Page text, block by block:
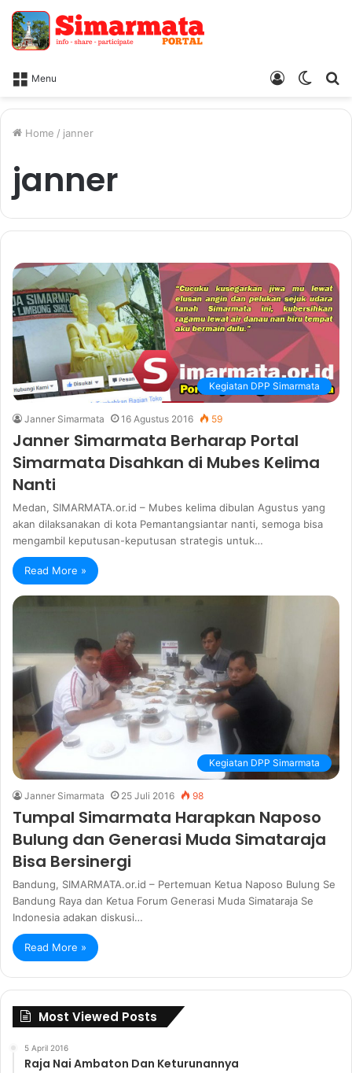
Menu
Switch
Log
Home / janner
janner
Kegiatan DPP Simarmata
Janner Simarmata 16 Agustus 2016 59
Janner Simarmata Berharap Portal
Simarmata Disahkan di Mubes Kelima
Nanti
Medan, SIMARMATA.or.id – Mubes kelima dibulan Agustus yang
akan dilaksanakan di kota Pemantangsiantar nanti, semoga bisa
mengambil keputusan-keputusan strategis untuk…
Read More »
Kegiatan DPP Simarmata
Janner Simarmata 25 Juli 2016 98
Tumpal Simarmata Harapkan Naposo
Bulung dan Generasi Muda Simataraja
Bisa Bersinergi
Bandung, SIMARMATA.or.id – Pertemuan Ketua Naposo Bulung Se
Bandung Raya dan Ketua Forum Generasi Muda Simataraja Se
Indonesia adakan diskusi…
Read More »
Most Viewed Posts
5 April 2016
Raja Nai Ambaton Dan Keturunannya